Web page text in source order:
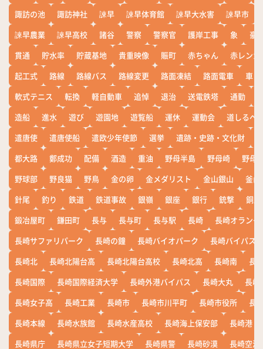
諏訪の池
諏訪神社 諫早 諫早体育館 諫早大水害 諫早市
諫早農業
諫早高校 諸谷 警察 警察官 護岸工事 象
豪
貫通
貯水率 貯蔵基地 貴重映像 賑町 赤ちゃん
赤レンガ
起工式
路線 路線バス 路線変更 路面凍結 路面電車
車
軟式テニス
転換 軽自動車 追悼 退治 送電鉄塔 通勤
造船
進水 遊び 遊園地 遊覧船 運休 運動会
道しるべ
遣唐使
遣唐使船 遣欧少年使節 選挙 遺跡・史跡・文化財
都大路
鄭成功 配備 酒造 重油 野母半島 野母崎
野母
野球部
野良猫 野鳥 金の卵 金メダリスト 金山銀山
釜山
針尾
釣り 鉄道 鉄道事故 銀嶺 銀座 銀行 銃撃
銅座
鍛冶屋町
鎌田町 長与 長与町 長与駅 長崎
長崎オランダ
長崎サファリパーク
長崎の鐘 長崎バイオパーク
長崎バイパス
長崎北
長崎北陽台高 長崎北陽台高校 長崎北高 長崎南
長
長崎国際
長崎国際経済大学 長崎外港バイパス 長崎大丸
長崎
長崎女子高
長崎工業 長崎市 長崎市川平町 長崎市役所
長
長崎本線
長崎水族館 長崎水産高校 長崎海上保安部
長崎港
長崎県庁
長崎県立女子短期大学 長崎県警 長崎砂漠
長崎空港